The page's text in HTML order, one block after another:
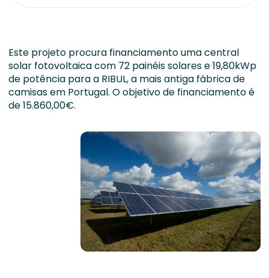
Este projeto procura financiamento uma central
solar fotovoltaica com 72 painéis solares e 19,80kWp
de potência para a RIBUL, a mais antiga fábrica de
camisas em Portugal. O objetivo de financiamento é
de 15.860,00€.